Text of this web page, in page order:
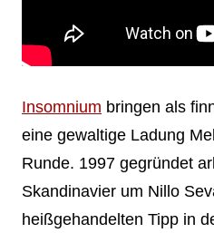
Insomnium bringen als
eine gewaltige Ladung
Runde. 1997 gegründet
Skandinavier um Nillo
heißgehandelten Tipp in